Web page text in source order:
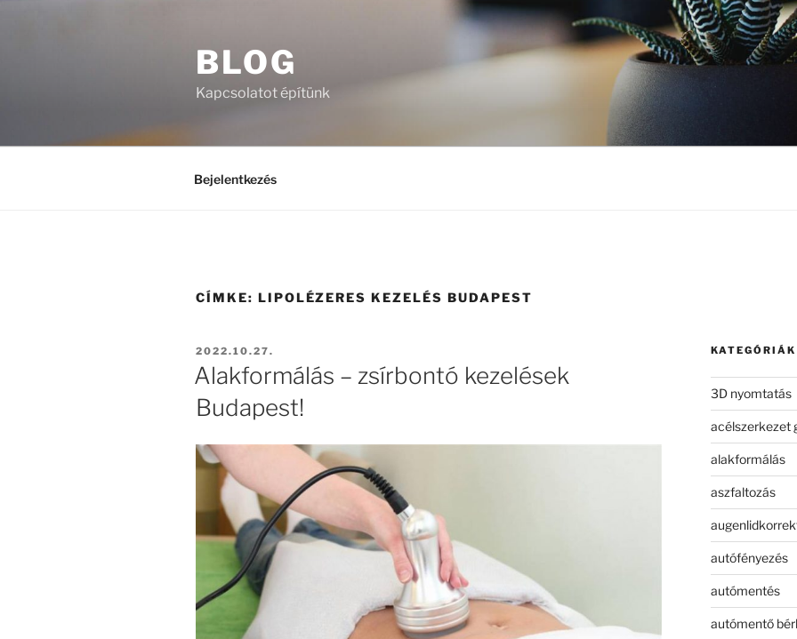
BLOG
Kapcsolatot építünk
Bejelentkezés
CÍMKE: LIPOLÉZERES KEZELÉS BUDAPEST
BEKÜLDVE:
2022.10.27.
Alakformálás – zsírbontó kezelések
Budapest!
KATEGÓRIÁK
3D nyomtatás
acélszerkezet
alakformálás
aszfaltozás
autófényezés
autómentés
autómentő